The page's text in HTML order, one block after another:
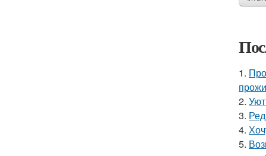
1.
2.
3.
4.
5.